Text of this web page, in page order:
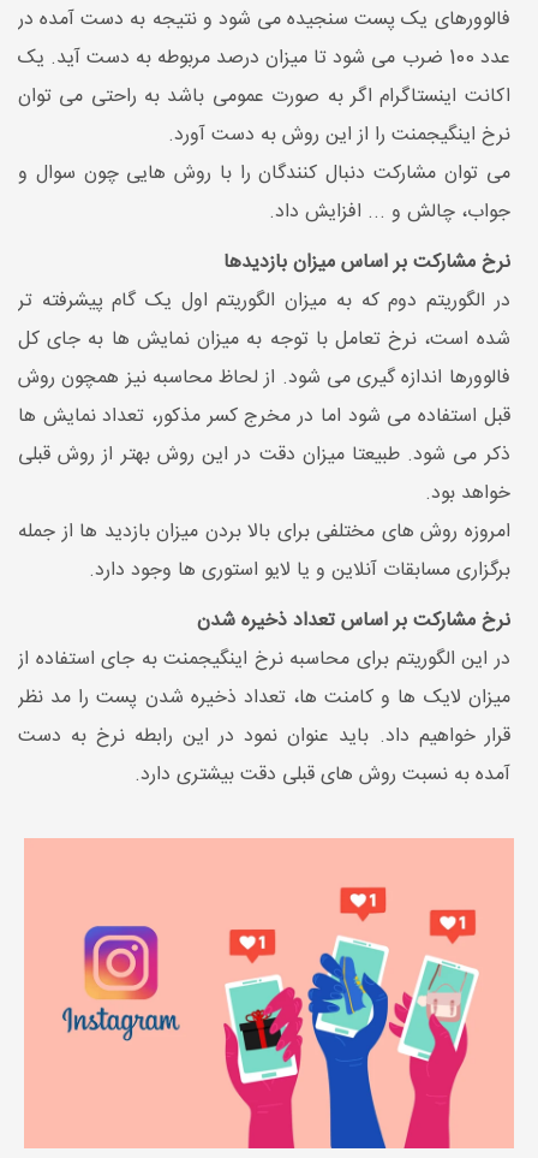
فالوورهای یک پست سنجیده می شود و نتیجه به دست آمده در
عدد 100 ضرب می شود تا میزان درصد مربوطه به دست آید. یک
اکانت اینستاگرام اگر به صورت عمومی باشد به راحتی می توان
نرخ اینگیجمنت را از این روش به دست آورد.
می توان مشارکت دنبال کنندگان را با روش هایی چون سوال و
جواب، چالش و ... افزایش داد.
نرخ مشارکت بر اساس میزان بازدیدها
در الگوریتم دوم که به میزان الگوریتم اول یک گام پیشرفته تر
شده است، نرخ تعامل با توجه به میزان نمایش ها به جای کل
فالوورها اندازه گیری می شود. از لحاظ محاسبه نیز همچون روش
قبل استفاده می شود اما در مخرج کسر مذکور، تعداد نمایش ها
ذکر می شود. طبیعتا میزان دقت در این روش بهتر از روش قبلی
خواهد بود.
امروزه روش های مختلفی برای بالا بردن میزان بازدید ها از جمله
برگزاری مسابقات آنلاین و یا لایو استوری ها وجود دارد.
نرخ مشارکت بر اساس تعداد ذخیره شدن
در این الگوریتم برای محاسبه نرخ اینگیجمنت به جای استفاده از
میزان لایک ها و کامنت ها، تعداد ذخیره شدن پست را مد نظر
قرار خواهیم داد. باید عنوان نمود در این رابطه نرخ به دست
آمده به نسبت روش های قبلی دقت بیشتری دارد.